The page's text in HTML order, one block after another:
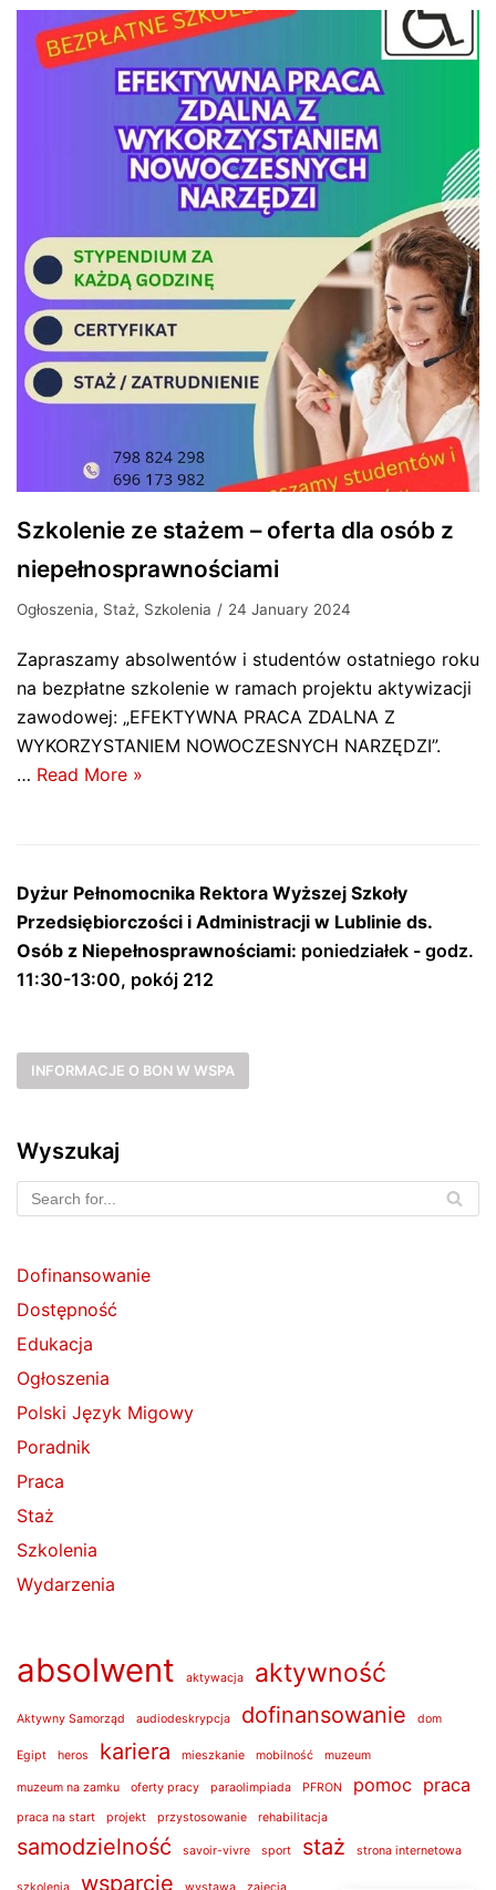
Szkolenie ze stażem – oferta dla osób z
niepełnosprawnościami
Ogłoszenia, Staż, Szkolenia 24 January 2024
Zapraszamy absolwentów i studentów ostatniego roku
na bezpłatne szkolenie w ramach projektu aktywizacji
zawodowej: „EFEKTYWNA PRACA ZDALNA Z
WYKORZYSTANIEM NOWOCZESNYCH NARZĘDZI”.
… Read More »
Dyżur Pełnomocnika Rektora Wyższej Szkoły
Przedsiębiorczości i Administracji w Lublinie ds.
Osób z Niepełnosprawnościami: poniedziałek - godz.
11:30-13:00, pokój 212
INFORMACJE O BON W WSPA
Wyszukaj
Dofinansowanie
Dostępność
Edukacja
Ogłoszenia
Polski Język Migowy
Poradnik
Praca
Staż
Szkolenia
Wydarzenia
absolwent aktywacja aktywność
Aktywny Samorząd audiodeskrypcja dofinansowanie dom
Egipt heros kariera mieszkanie mobilność muzeum
muzeum na zamku oferty pracy paraolimpiada PFRON pomoc praca
praca na start projekt przystosowanie rehabilitacja
samodzielność savoir-vivre sport staż strona internetowa
wsparcie